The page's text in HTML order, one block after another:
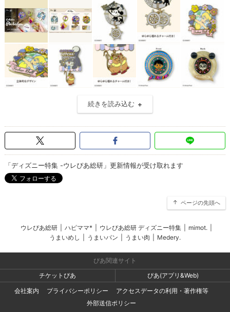
続きを読み込む
「ディズニー特集 -ウレぴあ総研」更新情報が受け取れます
ページの先頭へ
ウレぴあ総研 ハピママ* ウレぴあ総研 ディズニー特集 mimot.
うまいめし
うまいパン うまい肉 Medery.
ぴあ関連サイト
チケットぴあ
ぴあ(アプリ&Web)
会社案内
プライバシーポリシー
アクセスデータの利用・著作権等
外部送信ポリシー